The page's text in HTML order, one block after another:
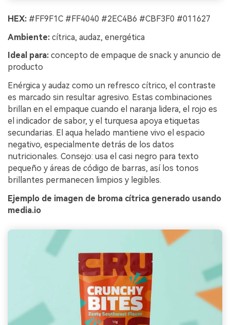
HEX: #FF9F1C #FF4040 #2EC4B6 #CBF3F0 #011627
Ambiente: cítrica, audaz, energética
Ideal para: concepto de empaque de snack y anuncio de
producto
Enérgica y audaz como un refresco cítrico, el contraste
es marcado sin resultar agresivo. Estas combinaciones
brillan en el empaque cuando el naranja lidera, el rojo es
el indicador de sabor, y el turquesa apoya etiquetas
secundarias. El aqua helado mantiene vivo el espacio
negativo, especialmente detrás de los datos
nutricionales. Consejo: usa el casi negro para texto
pequeño y áreas de código de barras, así los tonos
brillantes permanecen limpios y legibles.
Ejemplo de imagen de broma cítrica generado usando
media.io